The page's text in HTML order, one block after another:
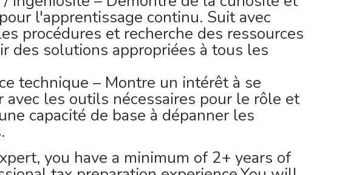
l'apprentissage continu. Suit avec
procédures et recherche des ressources
des solutions appropriées à tous les
technique – Montre un intérêt à se
avec les outils nécessaires pour le rôle et
capacité de base à dépanner les
you have a minimum of 2+ years of